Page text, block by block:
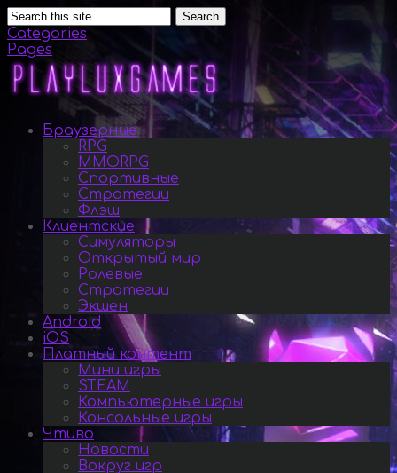
Search
Categories
Pages
Браузерные
RPG
MMORPG
Спортивные
Стратегии
Флэш
Клиентские
Симуляторы
Открытый мир
Ролевые
Стратегии
Экшен
Android
iOS
Платный контент
Мини игры
STEAM
Компьютерные игры
Консольные игры
Чтиво
Новости
Вокруг игр